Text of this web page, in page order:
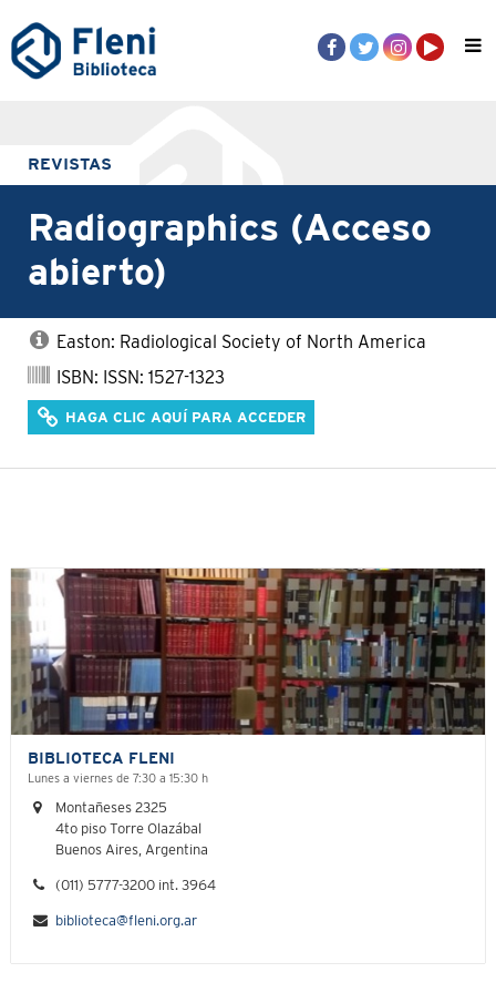
REVISTAS
Radiographics (Acceso
abierto)
Easton: Radiological Society of North America
ISBN: ISSN: 1527-1323
HAGA CLIC AQUÍ PARA ACCEDER
BIBLIOTECA FLENI
Lunes a viernes de 7:30 a 15:30 h
Montañeses 2325
4to piso Torre Olazábal
Buenos Aires, Argentina
(011) 5777-3200 int. 3964
biblioteca@fleni.org.ar